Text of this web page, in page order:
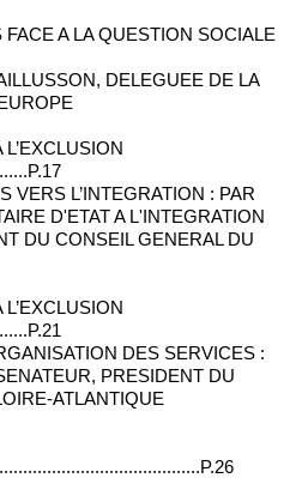
A LA QUESTION SOCIALE
DELEGUEE DE LA
VERS L’INTEGRATION : PAR
D'ETAT A L'INTEGRATION
DU CONSEIL GENERAL DU
DES SERVICES :
PRESIDENT DU
ATLANTIQUE